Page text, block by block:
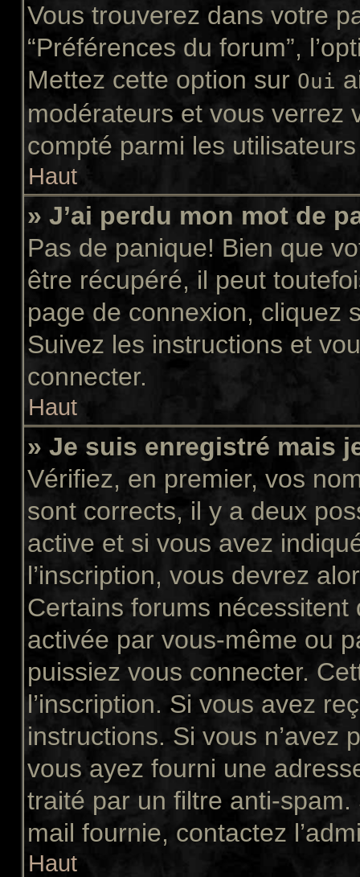
Vous trouverez dans votre
“Préférences du forum”,
Mettez cette option sur Oui
modérateurs et vous verrez
compté parmi les
Haut
» J’ai perdu mon mot de
Pas de panique! Bien que
être récupéré, il peut
page de connexion, cliquez
Suivez les instructions et
connecter.
Haut
» Je suis enregistré mais
Vérifiez, en premier, vos
sont corrects, il y a deux
active et si vous avez
l’inscription, vous devrez
Certains forums
activée par vous-même ou
puissiez vous connecter.
l’inscription. Si vous avez
instructions. Si vous n’avez
vous ayez fourni une
traité par un filtre anti-spam.
mail fournie, contactez
Haut